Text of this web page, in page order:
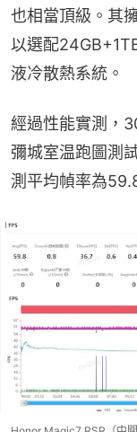
也相當頂級。其
以選配
液冷散熱系統。
經過性能實測，
彌城室温跑圖測
測平均幀率為